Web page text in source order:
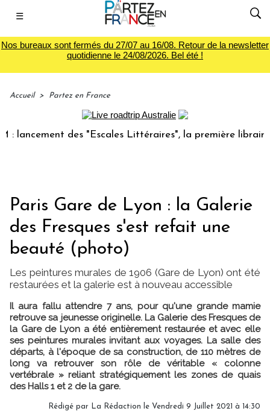
☰
Nos bureaux sont fermés du 27/07 au 16/08. Retour de la newsletter
quotidienne le 24/08/2026. Bel été !
Accueil > Partez en France
des "Escales Littéraires", la première librairie du
Paris Gare de Lyon : la Galerie
des Fresques s'est refait une
beauté (photo)
Les peintures murales de 1906 (Gare de Lyon) ont été
restaurées et la galerie est à nouveau accessible
Il aura fallu attendre 7 ans, pour qu'une grande mamie
retrouve sa jeunesse originelle. La Galerie des Fresques de
la Gare de Lyon a été entièrement restaurée et avec elle
ses peintures murales invitant aux voyages. La salle des
départs, à l'époque de sa construction, de 110 mètres de
long va retrouver son rôle de véritable « colonne
vertébrale » reliant stratégiquement les zones de quais
des Halls 1 et 2 de la gare.
Rédigé par La Rédaction le Vendredi 9 Juillet 2021 à 14:30